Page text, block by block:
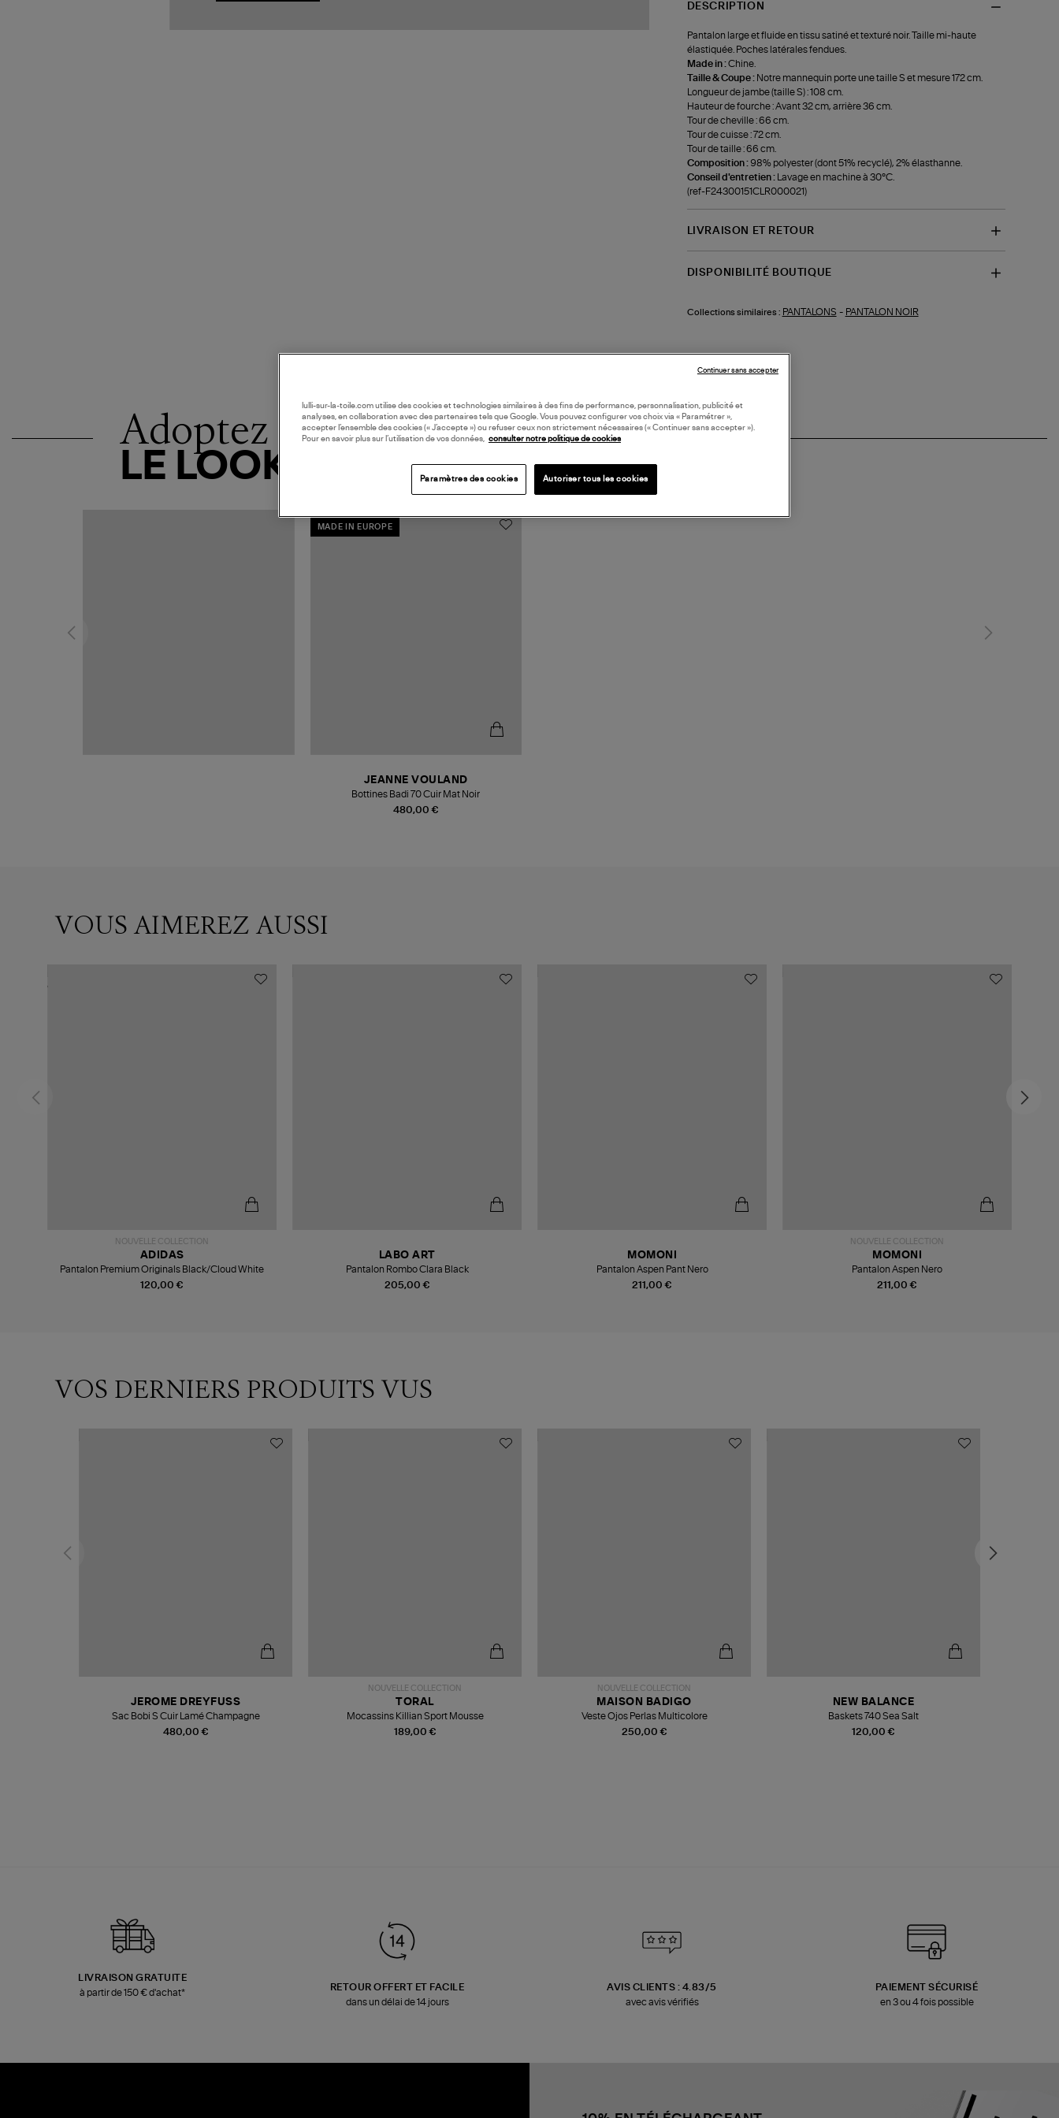
DESCRIPTION
Pantalon large et fluide en tissu satiné et texturé noir. Taille mi-haute
élastiquée. Poches latérales fendues.
Made in :Chine.
Taille & Coupe : Notre mannequin porte une taille S et mesure 172 cm.
Longueur de jambe (taille S) : 108 cm.
Hauteur de fourche : Avant 32 cm, arrière 36 cm.
Tour de cheville : 66 cm.
Tour de cuisse : 72 cm.
Tour de taille : 66 cm.
Composition : 98% polyester (dont 51% recyclé), 2% élasthanne.
Conseil d'entretien :
Lavage en machine à 30°C.
(ref-F24300151CLR000021)
LIVRAISON ET RETOUR
DISPONIBILITÉ BOUTIQUE
Collections similaires : PANTALONS - PANTALON NOIR
Adoptez
LE LOOK
MADE IN EUROPE
480,00 €
JEANNE VOULAND
Bottines Badi 70 Cuir Mat Noir
VOUS AIMEREZ AUSSI
NOUVELLE COLLECTION
120,00 €
ADIDAS
Pantalon Premium Originals Black/Cloud White
205,00 €
LABO ART
Pantalon Rombo Clara Black
211,00 €
MOMONI
Pantalon Aspen Pant Nero
NOUVELLE COLLECTION
211,00 €
MOMONI
Pantalon Aspen Nero
VOS DERNIERS PRODUITS VUS
480,00 €
JEROME DREYFUSS
Sac Bobi S Cuir Lamé Champagne
NOUVELLE COLLECTION
189,00 €
TORAL
Mocassins Killian Sport Mousse
NOUVELLE COLLECTION
250,00 €
MAISON BADIGO
Veste Ojos Perlas Multicolore
120,00 €
NEW BALANCE
Baskets 740 Sea Salt
LIVRAISON GRATUITE
à partir de 150 € d'achat*
RETOUR OFFERT ET FACILE
dans un délai de 14 jours
AVIS CLIENTS : 4.83/5
avec avis vérifiés
PAIEMENT SÉCURISÉ
en 3 ou 4 fois possible
lulli-sur-la-toile.com utilise des cookies et technologies similaires à des fins de performance, personnalisation, publicité et
analyses, en collaboration avec des partenaires tels que Google. Vous pouvez configurer vos choix via « Paramétrer »,
accepter l’ensemble des cookies (« J’accepte ») ou refuser ceux non strictement nécessaires (« Continuer sans accepter »).
Pour en savoir plus sur l’utilisation de vos données, consulter notre politique de cookies
Paramètres des cookies Autoriser tous les cookies
Continuer sans accepter